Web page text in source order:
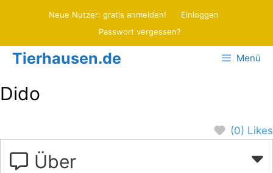
Neue Nutzer: gratis anmelden!
Einloggen
Passwort vergessen?
Tierhausen.de Menü
Dido
(0) Likes
Über